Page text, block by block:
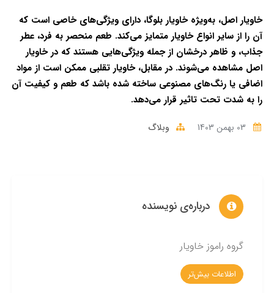
خاویار اصل، به‌ویژه خاویار بلوگا، دارای ویژگی‌های خاصی است که
آن را از سایر انواع خاویار متمایز می‌کند. طعم منحصر به فرد، عطر
جذاب، و ظاهر درخشان از جمله ویژگی‌هایی هستند که در خاویار
اصل مشاهده می‌شوند. در مقابل، خاویار تقلبی ممکن است از مواد
اضافی یا رنگ‌های مصنوعی ساخته شده باشد که طعم و کیفیت آن
را به شدت تحت تاثیر قرار می‌دهد.
وبلاگ
درباره‌ی نویسنده
گروه راموز خاویار
اطلاعات بیش‌تر